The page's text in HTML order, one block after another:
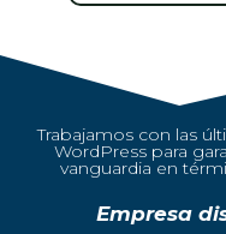
Trabajamos con las
WordPress para
vanguardia en
Empresa